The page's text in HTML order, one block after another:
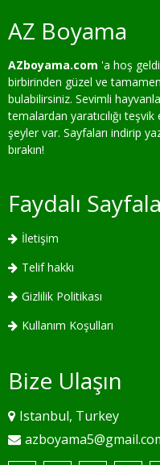
AZ Boyama
AZboyama.com 'a hoş
birbirinden güzel ve
bulabilirsiniz. Sevimli
temalardan yaratıcılığı
şeyler var. Sayfaları indirip
bırakın!
Faydalı
İletişim
Telif hakkı
Gizlilik Politikası
Kullanım Koşulları
Bize Ulaşın
Istanbul, Turkey